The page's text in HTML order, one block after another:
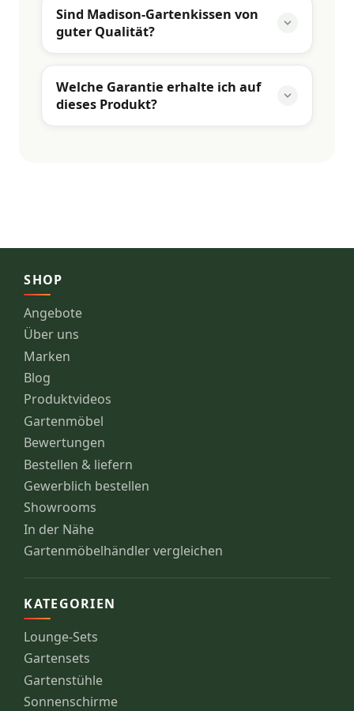
Sind Madison-Gartenkissen von
guter Qualität?
Welche Garantie erhalte ich auf
dieses Produkt?
SHOP
Angebote
Über uns
Marken
Blog
Produktvideos
Gartenmöbel
Bewertungen
Bestellen & liefern
Gewerblich bestellen
Showrooms
In der Nähe
Gartenmöbelhändler vergleichen
KATEGORIEN
Lounge-Sets
Gartensets
Gartenstühle
Sonnenschirme